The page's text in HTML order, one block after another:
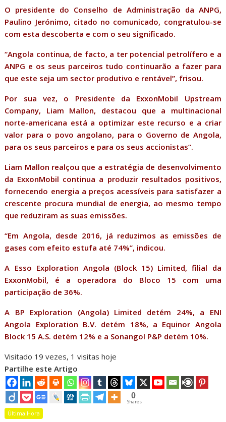
O presidente do Conselho de Administração da ANPG,
Paulino Jerónimo, citado no comunicado, congratulou-se
com esta descoberta e com o seu significado.
“Angola continua, de facto, a ter potencial petrolífero e a
ANPG e os seus parceiros tudo continuarão a fazer para
que este seja um sector produtivo e rentável”, frisou.
Por sua vez, o Presidente da ExxonMobil Upstream
Company, Liam Mallon, destacou que a multinacional
norte-americana está a optimizar este recurso e a criar
valor para o povo angolano, para o Governo de Angola,
para os seus parceiros e para os seus accionistas”.
Liam Mallon realçou que a estratégia de desenvolvimento
da ExxonMobil continua a produzir resultados positivos,
fornecendo energia a preços acessíveis para satisfazer a
crescente procura mundial de energia, ao mesmo tempo
que reduziram as suas emissões.
“Em Angola, desde 2016, já reduzimos as emissões de
gases com efeito estufa até 74%”, indicou.
A Esso Exploration Angola (Block 15) Limited, filial da
ExxonMobil, é a operadora do Bloco 15 com uma
participação de 36%.
A BP Exploration (Angola) Limited detém 24%, a ENI
Angola Exploration B.V. detém 18%, a Equinor Angola
Block 15 A.S. detém 12% e a Sonangol P&P detém 10%.
Visitado 19 vezes, 1 visitas hoje
Partilhe este Artigo
0
Shares
Última Hora